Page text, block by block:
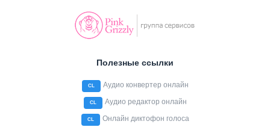
Полезные ссылки
CL Аудио конвертер онлайн
CL Аудио редактор онлайн
CL Онлайн диктофон голоса